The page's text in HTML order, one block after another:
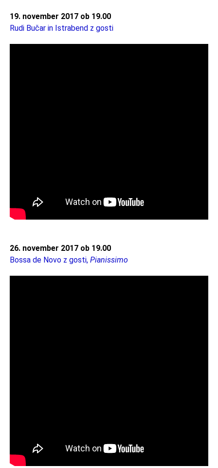
19. november 2017 ob 19.00
Rudi Bučar in Istrabend z gosti
26. november 2017 ob 19.00
Bossa de Novo z gosti, Pianissimo